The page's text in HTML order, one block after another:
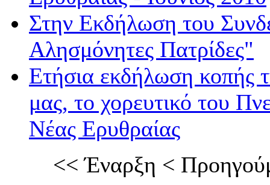
Στην Εκδήλωση του
Αλησμόνητες Πατρίδες"
Ετήσια εκδήλωση κοπής
μας, το χορευτικό του
Νέας Ερυθραίας
<<Έναρξη <